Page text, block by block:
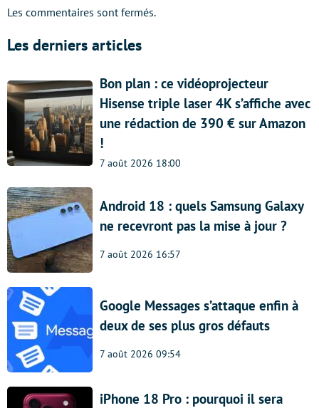
Les commentaires sont fermés.
Les derniers articles
Bon plan : ce vidéoprojecteur
Hisense triple laser 4K s’affiche avec
une rédaction de 390 € sur Amazon
!
7 août 2026 18:00
Android 18 : quels Samsung Galaxy
ne recevront pas la mise à jour ?
7 août 2026 16:57
Google Messages s’attaque enfin à
deux de ses plus gros défauts
7 août 2026 09:54
iPhone 18 Pro : pourquoi il sera